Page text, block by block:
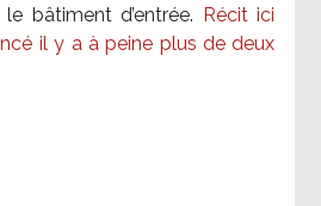
bâtiment d’entrée.
Récit ici
il y a à peine plus de deux